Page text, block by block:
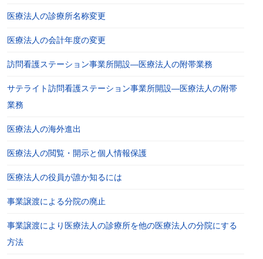
医療法人の診療所名称変更
医療法人の会計年度の変更
訪問看護ステーション事業所開設―医療法人の附帯業務
サテライト訪問看護ステーション事業所開設―医療法人の附帯
業務
医療法人の海外進出
医療法人の閲覧・開示と個人情報保護
医療法人の役員が誰か知るには
事業譲渡による分院の廃止
事業譲渡により医療法人の診療所を他の医療法人の分院にする
方法